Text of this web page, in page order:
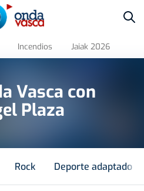
Incendios Jaiak 2026
Vasca con
Plaza
Rock Deporte adaptado